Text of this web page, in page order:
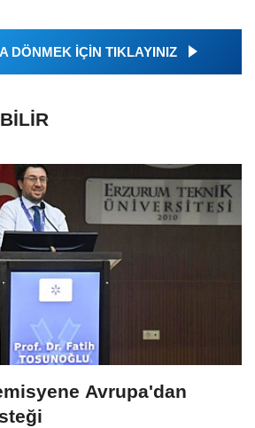
DÖNMEK İÇİN TIKLAYINIZ
Avrupa'dan